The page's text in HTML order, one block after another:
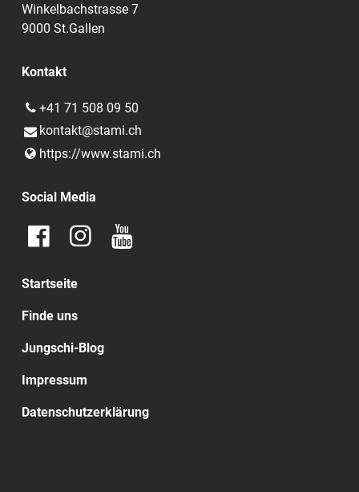
Winkelbachstrasse 7
9000 St.Gallen
Kontakt
+41 71 508 09 50
kontakt@​stami.​ch
https://www.​stami.​ch
Social Media
Startseite
Finde uns
Jungschi-Blog
Impressum
Datenschutzerklärung